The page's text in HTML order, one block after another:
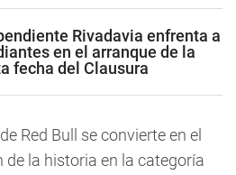
Rivadavia enfrenta a
en el arranque de la
fecha del Clausura
Red Bull se convierte en el
la historia en la categoría